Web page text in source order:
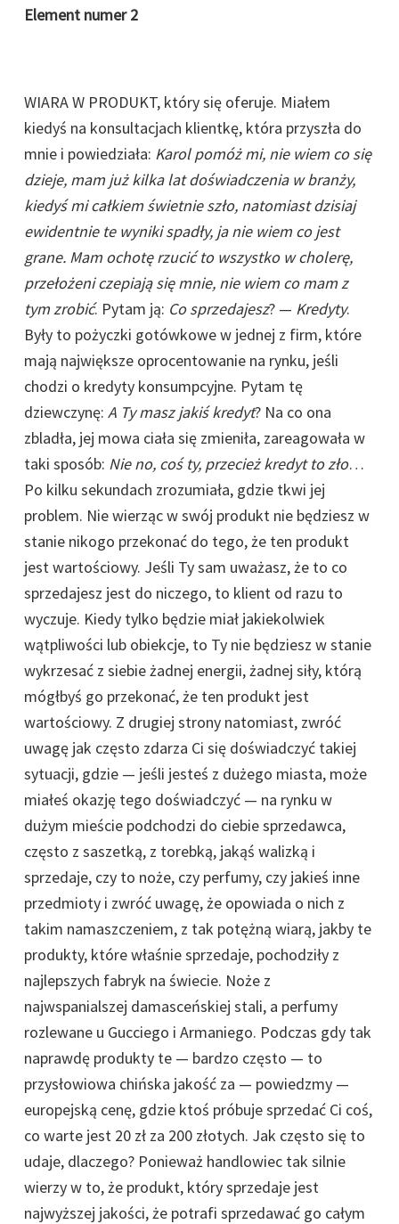
Element numer 2
WIARA W PRODUKT, który się oferuje. Miałem
kiedyś na konsultacjach klientkę, która przyszła do
mnie i powiedziała: Karol pomóż mi, nie wiem co się
dzieje, mam już kilka lat doświadczenia w branży,
kiedyś mi całkiem świetnie szło, natomiast dzisiaj
ewidentnie te wyniki spadły, ja nie wiem co jest
grane. Mam ochotę rzucić to wszystko w cholerę,
przełożeni czepiają się mnie, nie wiem co mam z
tym zrobić. Pytam ją: Co sprzedajesz? — Kredyty.
Były to pożyczki gotówkowe w jednej z firm, które
mają największe oprocentowanie na rynku, jeśli
chodzi o kredyty konsumpcyjne. Pytam tę
dziewczynę: A Ty masz jakiś kredyt? Na co ona
zbladła, jej mowa ciała się zmieniła, zareagowała w
taki sposób: Nie no, coś ty, przecież kredyt to zło…
Po kilku sekundach zrozumiała, gdzie tkwi jej
problem. Nie wierząc w swój produkt nie będziesz w
stanie nikogo przekonać do tego, że ten produkt
jest wartościowy. Jeśli Ty sam uważasz, że to co
sprzedajesz jest do niczego, to klient od razu to
wyczuje. Kiedy tylko będzie miał jakiekolwiek
wątpliwości lub obiekcje, to Ty nie będziesz w stanie
wykrzesać z siebie żadnej energii, żadnej siły, którą
mógłbyś go przekonać, że ten produkt jest
wartościowy. Z drugiej strony natomiast, zwróć
uwagę jak często zdarza Ci się doświadczyć takiej
sytuacji, gdzie — jeśli jesteś z dużego miasta, może
miałeś okazję tego doświadczyć — na rynku w
dużym mieście podchodzi do ciebie sprzedawca,
często z saszetką, z torebką, jakąś walizką i
sprzedaje, czy to noże, czy perfumy, czy jakieś inne
przedmioty i zwróć uwagę, że opowiada o nich z
takim namaszczeniem, z tak potężną wiarą, jakby te
produkty, które właśnie sprzedaje, pochodziły z
najlepszych fabryk na świecie. Noże z
najwspanialszej damasceńskiej stali, a perfumy
rozlewane u Gucciego i Armaniego. Podczas gdy tak
naprawdę produkty te — bardzo często — to
przysłowiowa chińska jakość za — powiedzmy —
europejską cenę, gdzie ktoś próbuje sprzedać Ci coś,
co warte jest 20 zł za 200 złotych. Jak często się to
udaje, dlaczego? Ponieważ handlowiec tak silnie
wierzy w to, że produkt, który sprzedaje jest
najwyższej jakości, że potrafi sprzedawać go całym